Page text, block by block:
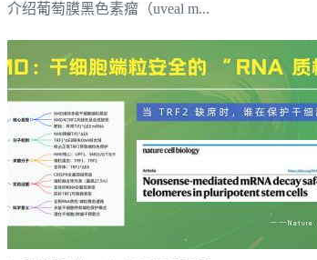
介绍‌葡萄膜黑色素瘤（uveal m...